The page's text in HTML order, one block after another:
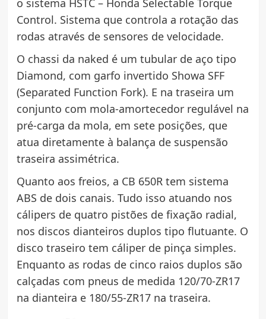
Control. Sistema que controla a rotação das
rodas através de sensores de velocidade.
O chassi da naked é um tubular de aço tipo
Diamond, com garfo invertido Showa SFF
(Separated Function Fork). E na traseira um
conjunto com mola-amortecedor regulável na
pré-carga da mola, em sete posições, que
atua diretamente à balança de suspensão
traseira assimétrica.
Quanto aos freios, a CB 650R tem sistema
ABS de dois canais. Tudo isso atuando nos
cálipers de quatro pistões de fixação radial,
nos discos dianteiros duplos tipo flutuante. O
disco traseiro tem cáliper de pinça simples.
Enquanto as rodas de cinco raios duplos são
calçadas com pneus de medida 120/70-ZR17
na dianteira e 180/55-ZR17 na traseira.